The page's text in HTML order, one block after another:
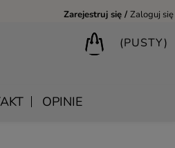
Zarejestruj się Zaloguj się
(PUSTY)
OPINIE